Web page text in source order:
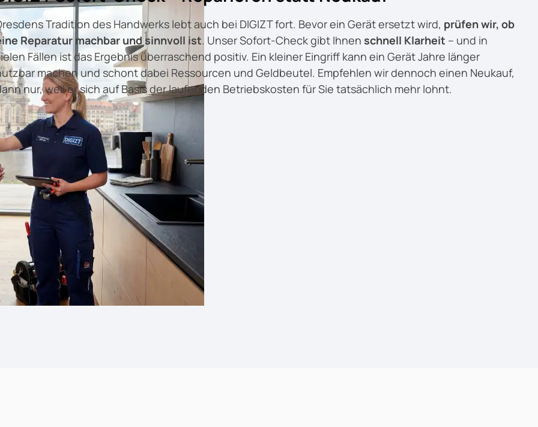
Tradition des Handwerks lebt auch bei DIGIZT fort. Bevor ein Gerät ersetzt wird, prüfen wir, ob
Reparatur machbar und sinnvoll ist. Unser Sofort-Check gibt Ihnen schnell Klarheit – und in
Fällen ist das Ergebnis überraschend positiv. Ein kleiner Eingriff kann ein Gerät Jahre länger
machen und schont dabei Ressourcen und Geldbeutel. Empfehlen wir dennoch einen Neukauf,
nur, weil er sich auf Basis der laufenden Betriebskosten für Sie tatsächlich mehr lohnt.